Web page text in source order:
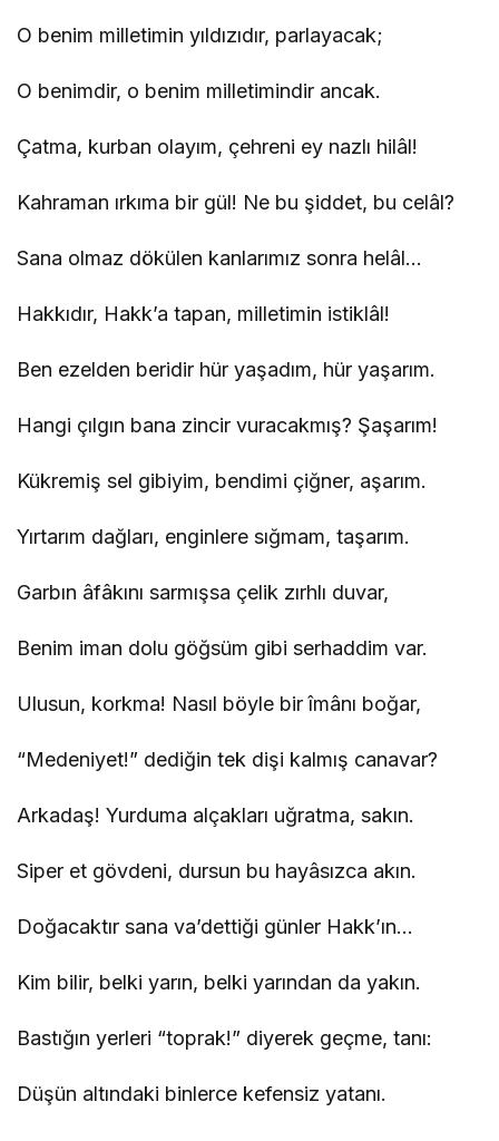
O benim milletimin yıldızıdır, parlayacak;
O benimdir, o benim milletimindir ancak.
Çatma, kurban olayım, çehreni ey nazlı hilâl!
Kahraman ırkıma bir gül! Ne bu şiddet, bu celâl?
Sana olmaz dökülen kanlarımız sonra helâl…
Hakkıdır, Hakk’a tapan, milletimin istiklâl!
Ben ezelden beridir hür yaşadım, hür yaşarım.
Hangi çılgın bana zincir vuracakmış? Şaşarım!
Kükremiş sel gibiyim, bendimi çiğner, aşarım.
Yırtarım dağları, enginlere sığmam, taşarım.
Garbın âfâkını sarmışsa çelik zırhlı duvar,
Benim iman dolu göğsüm gibi serhaddim var.
Ulusun, korkma! Nasıl böyle bir îmânı boğar,
“Medeniyet!” dediğin tek dişi kalmış canavar?
Arkadaş! Yurduma alçakları uğratma, sakın.
Siper et gövdeni, dursun bu hayâsızca akın.
Doğacaktır sana va’dettiği günler Hakk’ın…
Kim bilir, belki yarın, belki yarından da yakın.
Bastığın yerleri “toprak!” diyerek geçme, tanı:
Düşün altındaki binlerce kefensiz yatanı.